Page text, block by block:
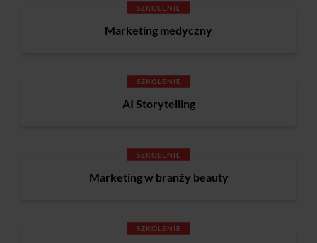
SZKOLENIE
Marketing medyczny
SZKOLENIE
AI Storytelling
SZKOLENIE
Marketing w branży beauty
SZKOLENIE